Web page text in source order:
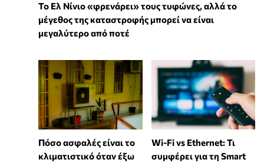
Το Ελ Νίνιο «φρενάρει» τους τυφώνες, αλλά το
μέγεθος της καταστροφής μπορεί να είναι
μεγαλύτερο από ποτέ
Πόσο ασφαλές είναι το
κλιματιστικό όταν έξω
Wi-Fi vs Ethernet: Τι
συμφέρει για τη Smart